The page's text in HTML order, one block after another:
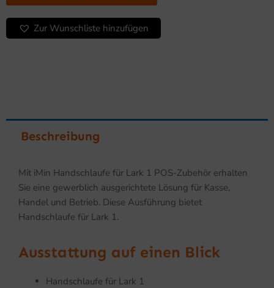
Zur Wunschliste hinzufügen
Beschreibung
Mit iMin Handschlaufe für Lark 1 POS-Zubehör erhalten
Sie eine gewerblich ausgerichtete Lösung für Kasse,
Handel und Betrieb. Diese Ausführung bietet
Handschlaufe für Lark 1.
Ausstattung auf einen Blick
Handschlaufe für Lark 1